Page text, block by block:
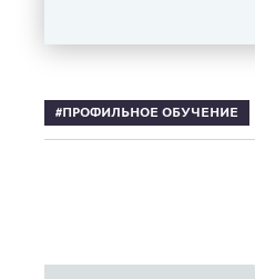
ПРОФИЛЬНОЕ ОБУЧЕНИЕ